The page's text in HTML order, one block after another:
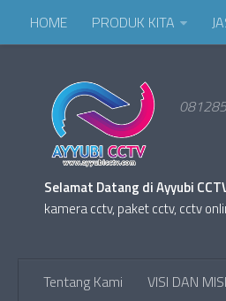
HOME PRODUK KITA
Selamat Datang di Ayyubi
kamera cctv, paket cctv, cctv
Tentang Kami VISI DAN MISI